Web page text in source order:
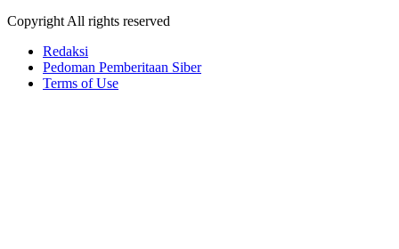
Copyright All rights reserved
Redaksi
Pedoman Pemberitaan Siber
Terms of Use